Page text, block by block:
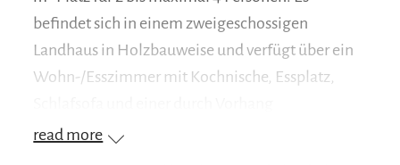
befindet sich in einem zweigeschossigen
Landhaus in Holzbauweise und verfügt über ein
Wohn-/Esszimmer mit Kochnische, Essplatz,
abgetrennten Schlafnische mit zwei Betten. Ein
read more